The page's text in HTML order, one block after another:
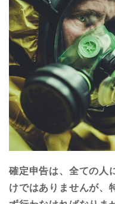
確定申告は、全ての人
けではありませんが、